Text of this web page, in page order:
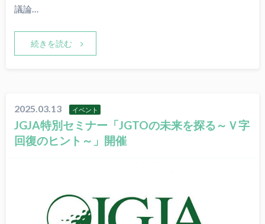
議論…
続きを読む
2025.03.13 イベント
JGJA特別セミナー「JGTOの未来を探る～Ｖ字
回復のヒント～」開催